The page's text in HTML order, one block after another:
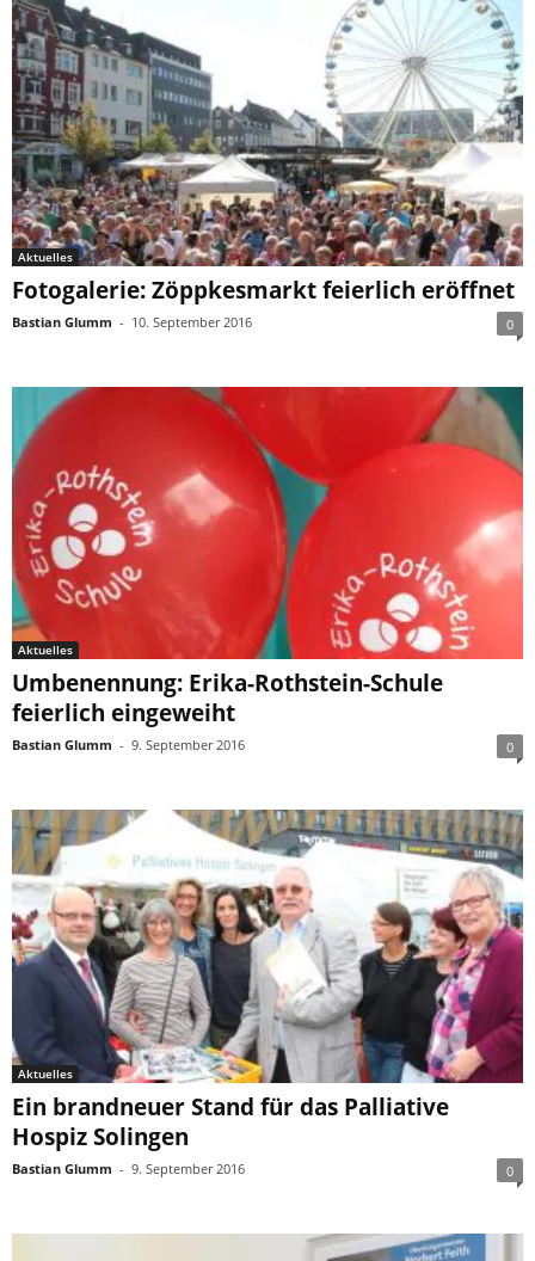
Aktuelles
Fotogalerie: Zöppkesmarkt feierlich eröffnet
Bastian Glumm - 10. September 2016 0
Aktuelles
Umbenennung: Erika-Rothstein-Schule
feierlich eingeweiht
Bastian Glumm - 9. September 2016 0
Aktuelles
Ein brandneuer Stand für das Palliative
Hospiz Solingen
Bastian Glumm - 9. September 2016 0